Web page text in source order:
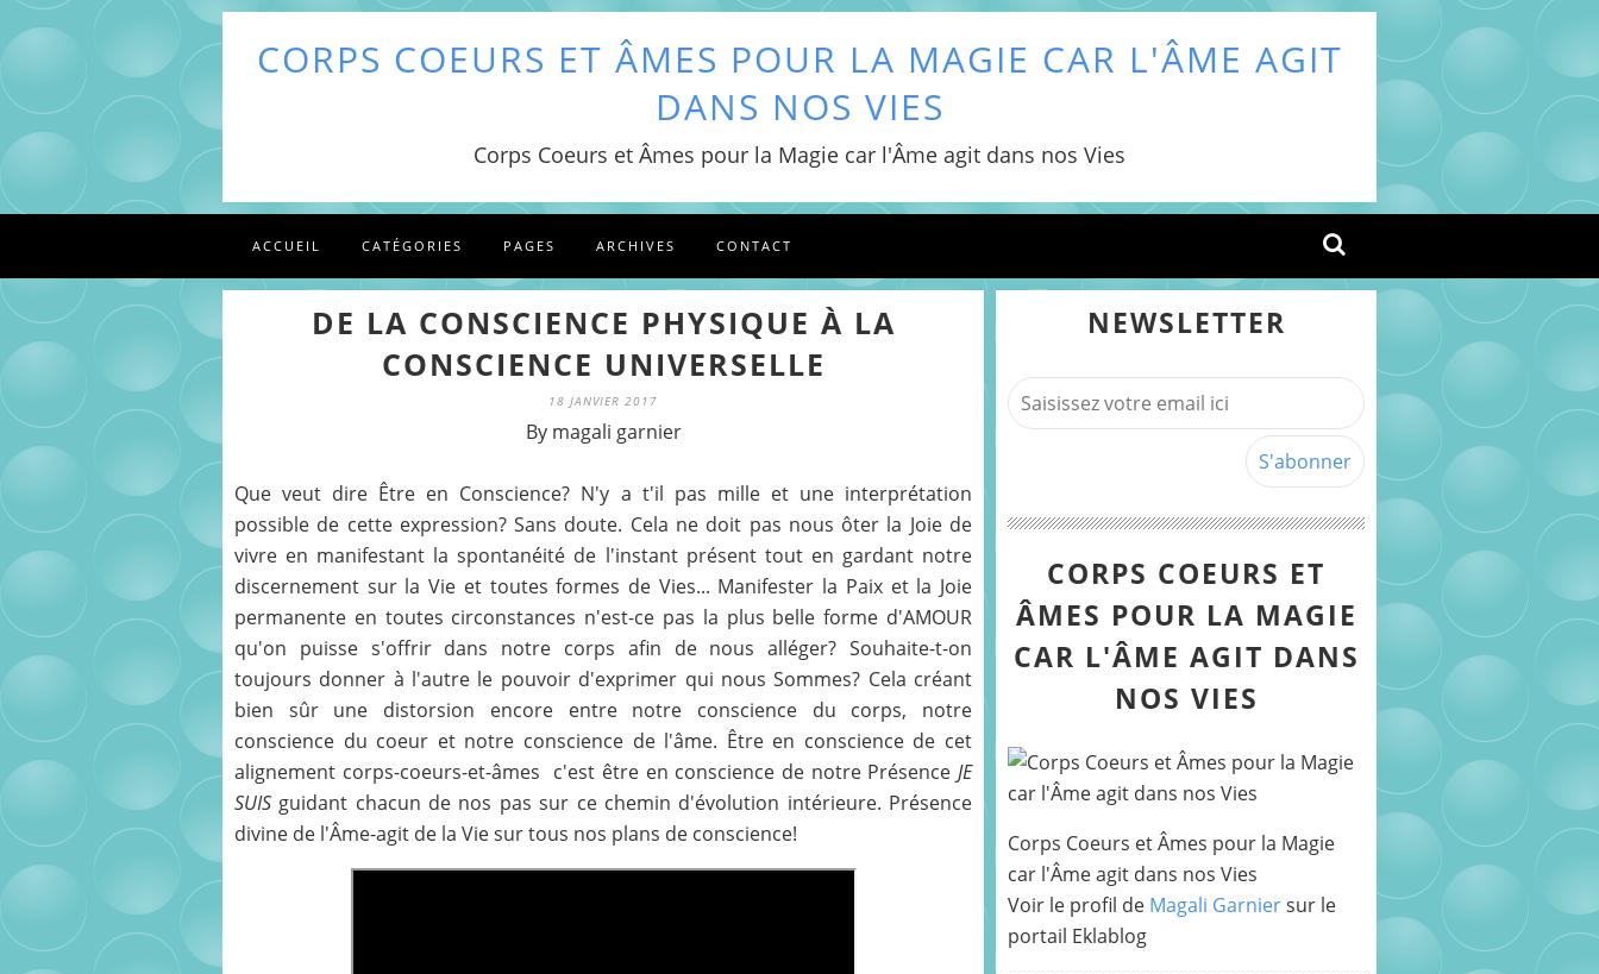
CORPS COEURS ET ÂMES POUR LA MAGIE CAR L'ÂME AGIT
DANS NOS VIES
Corps Coeurs et Âmes pour la Magie car l'Âme agit dans nos Vies
ACCUEIL CATÉGORIES PAGES ARCHIVES CONTACT
DE LA CONSCIENCE PHYSIQUE À LA
CONSCIENCE UNIVERSELLE
18 JANVIER 2017
By magali garnier
Que veut dire Être en Conscience? N'y a t'il pas mille et une interprétation
possible de cette expression? Sans doute. Cela ne doit pas nous ôter la Joie de
vivre en manifestant la spontanéité de l'instant présent tout en gardant notre
discernement sur la Vie et toutes formes de Vies... Manifester la Paix et la Joie
permanente en toutes circonstances n'est-ce pas la plus belle forme d'AMOUR
qu'on puisse s'offrir dans notre corps afin de nous alléger? Souhaite-t-on
toujours donner à l'autre le pouvoir d'exprimer qui nous Sommes? Cela créant
bien sûr une distorsion encore entre notre conscience du corps, notre
conscience du coeur et notre conscience de l'âme. Être en conscience de cet
alignement corps-coeurs-et-âmes c'est être en conscience de notre Présence JE
SUIS guidant chacun de nos pas sur ce chemin d'évolution intérieure. Présence
divine de l'Âme-agit de la Vie sur tous nos plans de conscience!
NEWSLETTER
CORPS COEURS ET
ÂMES POUR LA MAGIE
CAR L'ÂME AGIT DANS
NOS VIES
Corps Coeurs et Âmes pour la Magie
car l'Âme agit dans nos Vies
Voir le profil de Magali Garniersur le
portail Eklablog